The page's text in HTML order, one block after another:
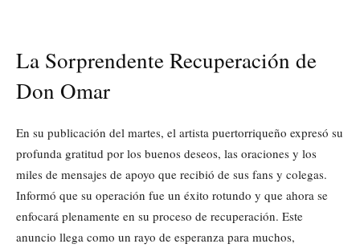
La Sorprendente Recuperación de
Don Omar
En su publicación del martes, el artista puertorriqueño expresó su
profunda gratitud por los buenos deseos, las oraciones y los
miles de mensajes de apoyo que recibió de sus fans y colegas.
Informó que su operación fue un éxito rotundo y que ahora se
enfocará plenamente en su proceso de recuperación. Este
anuncio llega como un rayo de esperanza para muchos,